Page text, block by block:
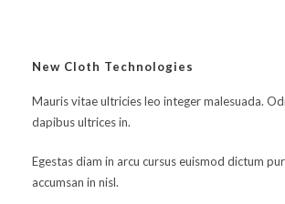
New Cloth Technologies
Mauris vitae ultricies leo integer malesuada.
dapibus ultrices in.
Egestas diam in arcu cursus euismod dictum
accumsan in nisl.